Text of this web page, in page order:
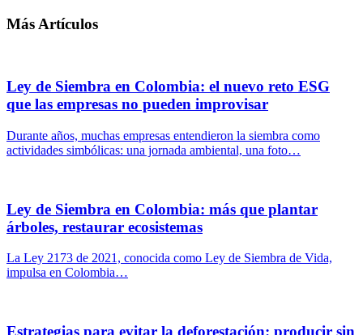
Más Artículos
Ley de Siembra en Colombia: el nuevo reto ESG
que las empresas no pueden improvisar
Durante años, muchas empresas entendieron la siembra como
actividades simbólicas: una jornada ambiental, una foto…
Ley de Siembra en Colombia: más que plantar
árboles, restaurar ecosistemas
La Ley 2173 de 2021, conocida como Ley de Siembra de Vida,
impulsa en Colombia…
Estrategias para evitar la deforestación: producir sin